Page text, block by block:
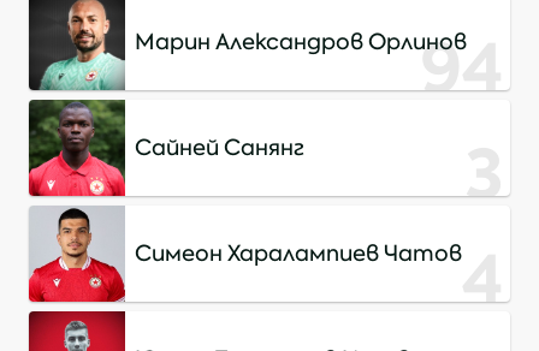
Марин Александров Орлинов
94
Сайней Санянг 3
Симеон Харалампиев Чатов4